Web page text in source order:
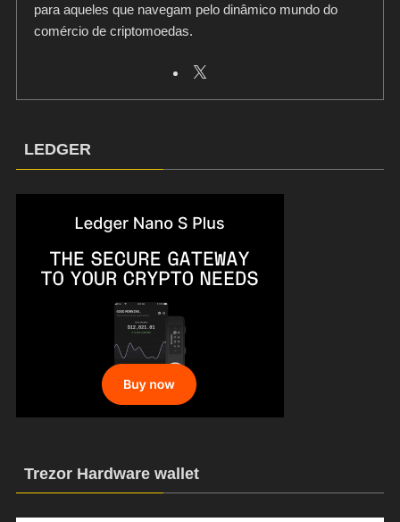
para aqueles que navegam pelo dinâmico mundo do
comércio de criptomoedas.
LEDGER
Trezor Hardware wallet